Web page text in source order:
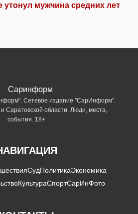
утонул мужчина средних лет
Сетевое издание "СарИнформ".
Саратовской области. Люди, места,
события. 18+
СудПолитикаЭкономика
КультураСпортСарИнФото